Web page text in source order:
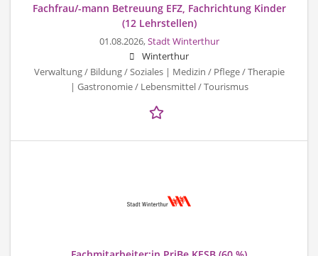
Fachfrau/-mann Betreuung EFZ, Fachrichtung Kinder
(12 Lehrstellen)
01.08.2026,Stadt Winterthur
Winterthur
Verwaltung / Bildung / Soziales | Medizin / Pflege / Therapie
| Gastronomie / Lebensmittel / Tourismus